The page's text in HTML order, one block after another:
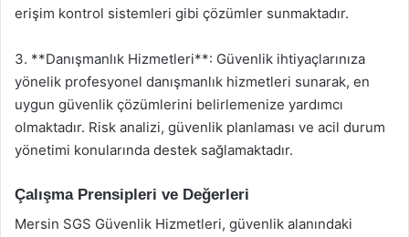
erişim kontrol sistemleri gibi çözümler sunmaktadır.
3. **Danışmanlık Hizmetleri**: Güvenlik ihtiyaçlarınıza
yönelik profesyonel danışmanlık hizmetleri sunarak, en
uygun güvenlik çözümlerini belirlemenize yardımcı
olmaktadır. Risk analizi, güvenlik planlaması ve acil durum
yönetimi konularında destek sağlamaktadır.
Çalışma Prensipleri ve Değerleri
Mersin SGS Güvenlik Hizmetleri, güvenlik alanındaki